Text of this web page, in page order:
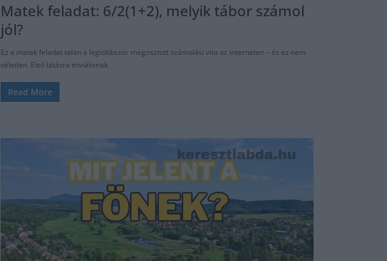
Matek feladat: 6/2(1+2), melyik tábor számol
jól?
Ez a matek feladat talán a legtöbbször megosztott számolási vita az interneten – és ez nem
véletlen. Első látásra triviálisnak
Read More